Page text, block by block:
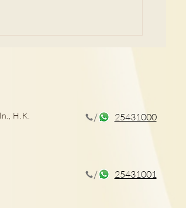
H.K. 25431000
25431001